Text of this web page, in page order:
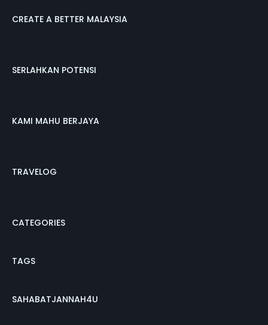
CREATE A BETTER MALAYSIA
SERLAHKAN POTENSI
KAMI MAHU BERJAYA
TRAVELOG
CATEGORIES
TAGS
SAHABATJANNAH4U